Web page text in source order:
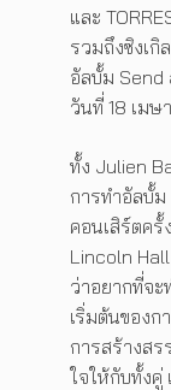
และ
รวมถึงซิงเกิ
อัลบั้ม Send
วันที่ 18 เม
ทั้ง Julien
การทำอัลบั้ม
คอนเสิร์ตครั้
Lincoln
ว่าอยากที่จ
เริ่มต้นของก
การสร้างส
ใจให้กับทั้งคู่